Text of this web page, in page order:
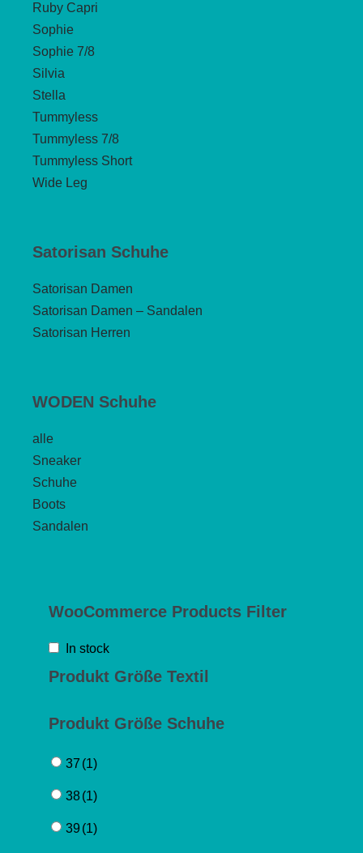
Ruby Capri
Sophie
Sophie 7/8
Silvia
Stella
Tummyless
Tummyless 7/8
Tummyless Short
Wide Leg
Satorisan Schuhe
Satorisan Damen
Satorisan Damen – Sandalen
Satorisan Herren
WODEN Schuhe
alle
Sneaker
Schuhe
Boots
Sandalen
WooCommerce Products Filter
In stock
Produkt Größe Textil
Produkt Größe Schuhe
37 (1)
38(1)
39 (1)